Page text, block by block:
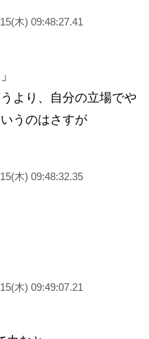
木) 09:48:27.41
より、自分の立場でや
うのはさすが
木) 09:48:32.35
木) 09:49:07.21